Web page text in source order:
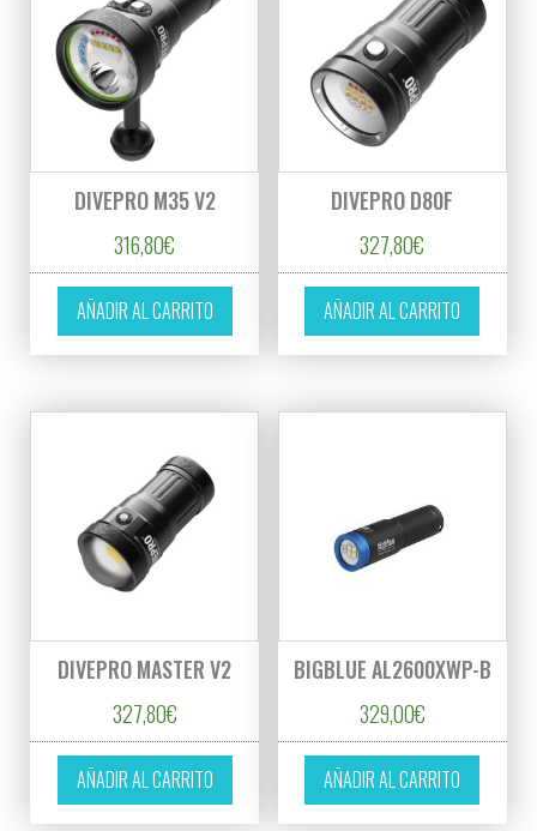
DIVEPRO M35 V2
316,80€
AÑADIR AL CARRITO
DIVEPRO D80F
327,80€
AÑADIR AL CARRITO
DIVEPRO MASTER V2
327,80€
AÑADIR AL CARRITO
BIGBLUE AL2600XWP-B
329,00€
AÑADIR AL CARRITO